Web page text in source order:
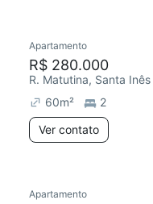
Redecorar
Apartamento
R$ 280.000
R. Matutina, Santa Inês
60m²
2
Ver contato
Redecorar
Apartamento